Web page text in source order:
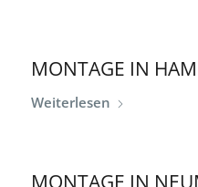
MONTAGE IN
Weiterlesen
MONTAGE IN